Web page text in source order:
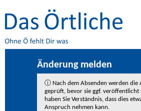
Änderung melden
ⓘ Nach dem Absenden werden die
geprüft, bevor sie ggf. veröffentlicht
haben Sie Verständnis, dass dies
Anspruch nehmen kann.